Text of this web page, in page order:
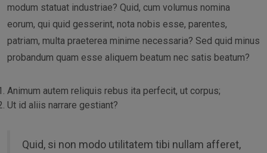
modum statuat industriae? Quid, cum volumus nomina
eorum, qui quid gesserint, nota nobis esse, parentes,
patriam, multa praeterea minime necessaria? Sed quid minus
probandum quam esse aliquem beatum nec satis beatum?
Animum autem reliquis rebus ita perfecit, ut corpus;
Ut id aliis narrare gestiant?
Quid, si non modo utilitatem tibi nullam afferet,